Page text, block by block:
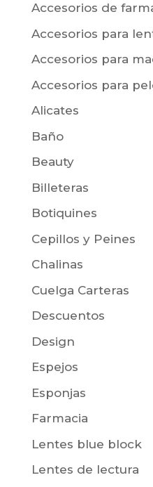
Accesorios de
Accesorios para
Accesorios para
Accesorios para
Alicates
Baño
Beauty
Billeteras
Botiquines
Cepillos y Peines
Chalinas
Cuelga Carteras
Descuentos
Design
Espejos
Esponjas
Farmacia
Lentes blue block
Lentes de lectura